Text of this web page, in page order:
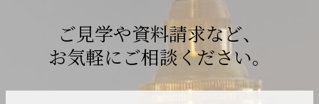
ご見学や資料請求など、
お気軽にご相談ください。